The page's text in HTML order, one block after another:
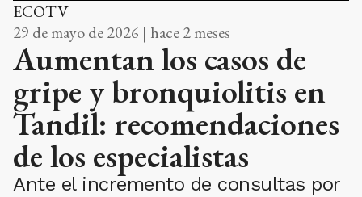
ECOTV
29 de mayo de 2026 | hace 2 meses
Aumentan los casos de
gripe y bronquiolitis en
Tandil: recomendaciones
de los especialistas
Ante el incremento de consultas por